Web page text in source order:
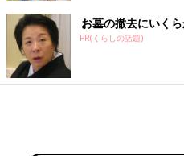
「『あります』と答えて『どこ
にかゆかったり、かゆいような
自分も分からず、答えられない
えるしかない…」（うさこ）
お墓の撤去にいく
PR(くらしの話題)